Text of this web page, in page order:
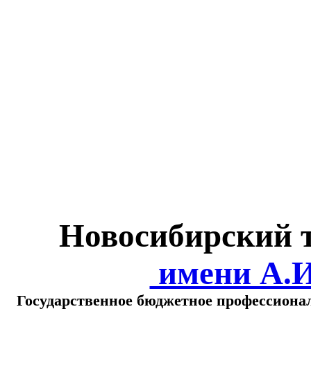
Новосибирский
имени
Государственное бюджетное